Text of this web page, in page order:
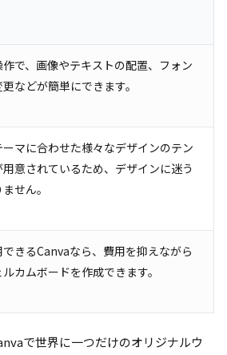
で、画像やテキストの配置、フォン
などが簡単にできます。
マに合わせた様々なデザインのテン
意されているため、デザインに迷う
せん。
きるCanvaなら、費用を抑えながら
カムボードを作成できます。
で世界に一つだけのオリジナルウ